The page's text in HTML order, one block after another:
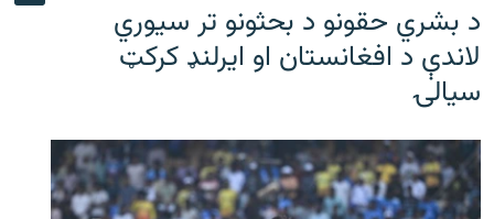
د بشري حقونو د بحثونو تر سیوري
لاندې د افغانستان او ایرلنډ کرکټ
سیالۍ